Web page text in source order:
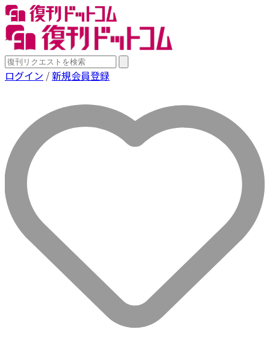
ログイン /新規会員登録